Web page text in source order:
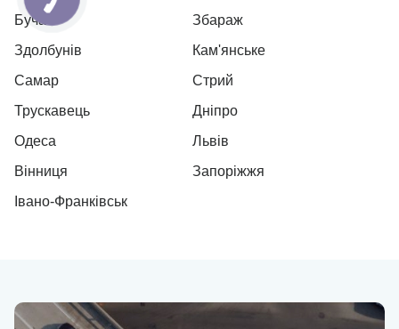
Буча
Збараж
Здолбунів
Кам'янське
Самар
Стрий
Трускавець
Дніпро
Одеса
Львів
Вінниця
Запоріжжя
Івано-Франківськ